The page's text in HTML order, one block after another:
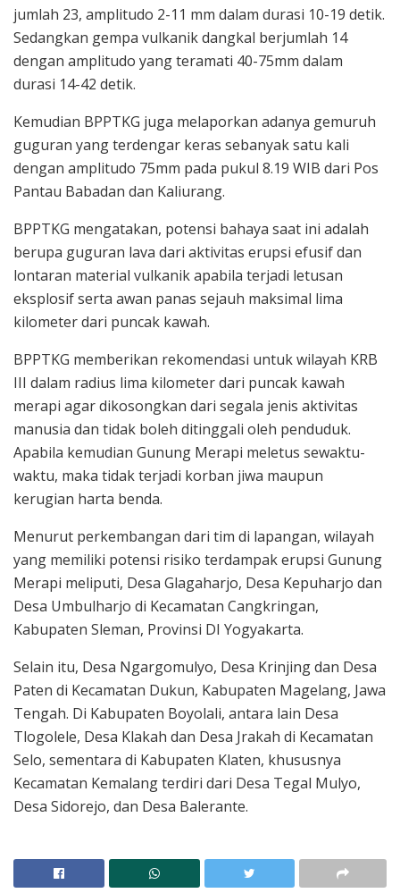
jumlah 23, amplitudo 2-11 mm dalam durasi 10-19 detik.
Sedangkan gempa vulkanik dangkal berjumlah 14
dengan amplitudo yang teramati 40-75mm dalam
durasi 14-42 detik.
Kemudian BPPTKG juga melaporkan adanya gemuruh
guguran yang terdengar keras sebanyak satu kali
dengan amplitudo 75mm pada pukul 8.19 WIB dari Pos
Pantau Babadan dan Kaliurang.
BPPTKG mengatakan, potensi bahaya saat ini adalah
berupa guguran lava dari aktivitas erupsi efusif dan
lontaran material vulkanik apabila terjadi letusan
eksplosif serta awan panas sejauh maksimal lima
kilometer dari puncak kawah.
BPPTKG memberikan rekomendasi untuk wilayah KRB
III dalam radius lima kilometer dari puncak kawah
merapi agar dikosongkan dari segala jenis aktivitas
manusia dan tidak boleh ditinggali oleh penduduk.
Apabila kemudian Gunung Merapi meletus sewaktu-
waktu, maka tidak terjadi korban jiwa maupun
kerugian harta benda.
Menurut perkembangan dari tim di lapangan, wilayah
yang memiliki potensi risiko terdampak erupsi Gunung
Merapi meliputi, Desa Glagaharjo, Desa Kepuharjo dan
Desa Umbulharjo di Kecamatan Cangkringan,
Kabupaten Sleman, Provinsi DI Yogyakarta.
Selain itu, Desa Ngargomulyo, Desa Krinjing dan Desa
Paten di Kecamatan Dukun, Kabupaten Magelang, Jawa
Tengah. Di Kabupaten Boyolali, antara lain Desa
Tlogolele, Desa Klakah dan Desa Jrakah di Kecamatan
Selo, sementara di Kabupaten Klaten, khususnya
Kecamatan Kemalang terdiri dari Desa Tegal Mulyo,
Desa Sidorejo, dan Desa Balerante.